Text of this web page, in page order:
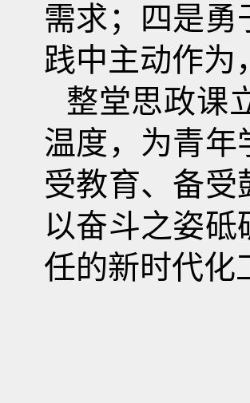
需求；四是勇
践中主动作为
整堂思政课
温度，为青年
受教育、备受
以奋斗之姿
任的新时代化